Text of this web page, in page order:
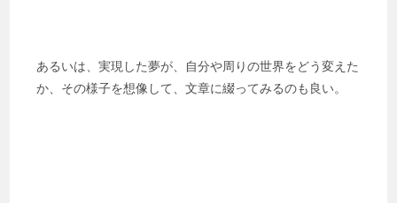
あるいは、実現した夢が、自分や周りの世界をどう変えた
か、その様子を想像して、文章に綴ってみるのも良い。